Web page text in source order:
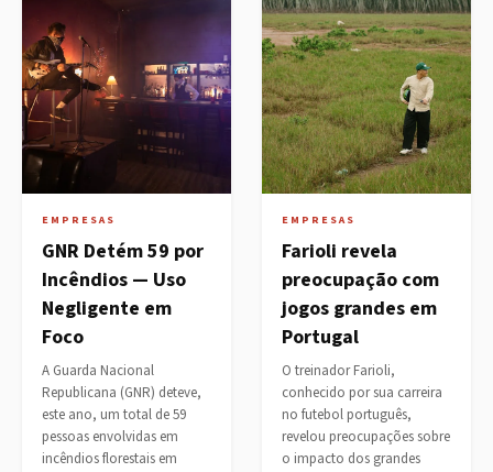
EMPRESAS
GNR Detém 59 por
Incêndios — Uso
Negligente em
Foco
A Guarda Nacional
Republicana (GNR) deteve,
este ano, um total de 59
pessoas envolvidas em
incêndios florestais em
EMPRESAS
Farioli revela
preocupação com
jogos grandes em
Portugal
O treinador Farioli,
conhecido por sua carreira
no futebol português,
revelou preocupações sobre
o impacto dos grandes